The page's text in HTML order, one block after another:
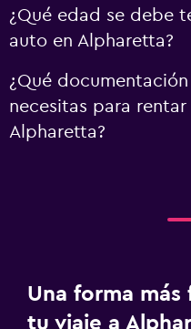
¿Qué edad se debe
auto en Alpharetta?
¿Qué
necesitas para
Alpharetta?
Una forma
tu viaje a